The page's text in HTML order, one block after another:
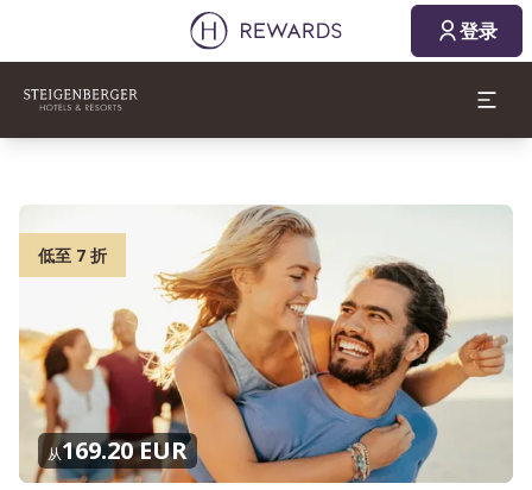
登录
低至 7 折
从169.20 EUR